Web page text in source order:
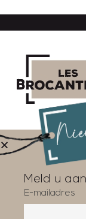
4.5
Gebaseerd op
beoordelingen
Meld u
E-mailadres